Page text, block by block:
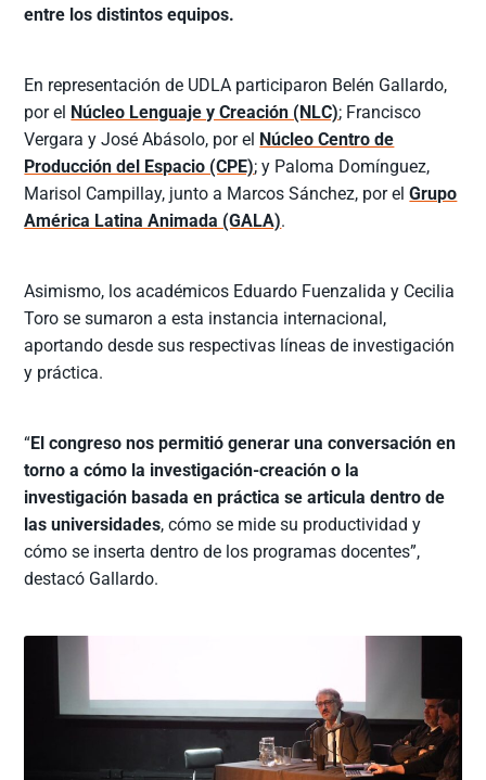
entre los distintos equipos.
En representación de UDLA participaron Belén Gallardo,
por el Núcleo Lenguaje y Creación (NLC); Francisco
Vergara y José Abásolo, por el Núcleo Centro de
Producción del Espacio (CPE); y Paloma Domínguez,
Marisol Campillay, junto a Marcos Sánchez, por elGrupo
América Latina Animada (GALA).
Asimismo, los académicos Eduardo Fuenzalida y Cecilia
Toro se sumaron a esta instancia internacional,
aportando desde sus respectivas líneas de investigación
y práctica.
“El congreso nos permitió generar una conversación en
torno a cómo la investigación-creación o la
investigación basada en práctica se articula dentro de
las universidades, cómo se mide su productividad y
cómo se inserta dentro de los programas docentes”,
destacó Gallardo.